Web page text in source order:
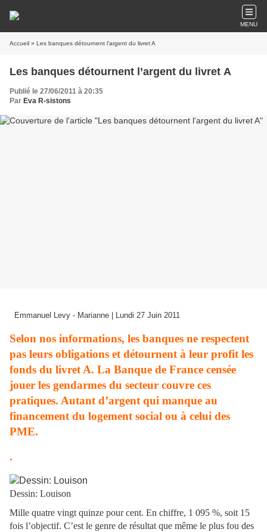
MENU
Accueil » Les banques détournent l’argent du livret A
Les banques détournent l’argent du livret A
Publié le 27/06/2011 à 20:35
Par Eva R-sistons
Emmanuel Levy - Marianne | Lundi 27 Juin 2011
Selon nos informations, les banques ne respectent
pas leurs obligations et détournent à leur profit les
fonds du livret A. La Banque de France censée
jouer les gendarmes du secteur couvre ces
pratiques. Autant d’argent qui manque au
financement du logement social ou à celui des
PME.
.
Dessin: Louison
Mille quatre vingt quinze pour cent. En chiffre, 1 095 %, soit 15
fois l’objectif. C’est le genre de résultat que même le plus fou des